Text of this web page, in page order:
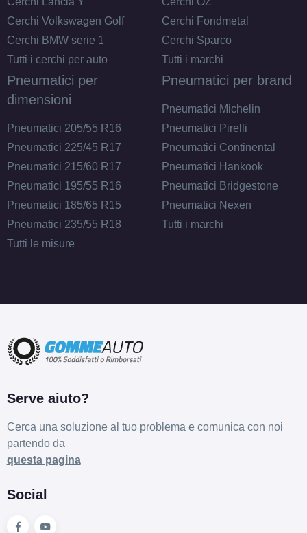
Cerchi Volkswagen Golf
Cerchi BMW serie 1
Tutti i cerchi per auto
Cerchi Fondmetal
Cerchi Sparco
Tutti i marchi
Pneumatici per
dimensioni
Pneumatici 205/55 R16
Pneumatici 225/45 R17
Pneumatici 215/60 R17
Pneumatici 195/55 R16
Pneumatici 185/65 R15
Pneumatici 235/55 R18
Tutti le misure
Pneumatici per brand
Pneumatici Michelin
Pneumatici Pirelli
Pneumatici Continental
Pneumatici Hankook
Pneumatici Bridgestone
Pneumatici Nexen
Tutti i marchi
Serve aiuto?
Cerca una soluzione al tuo problema e comunica con noi
partendo da
questa pagina
Social